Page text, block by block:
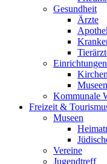
Gesundheit
Ärzte
Einrichtungen
Museen
Kommunale
Freizeit &
Museen
Vereine
Jugendtreff